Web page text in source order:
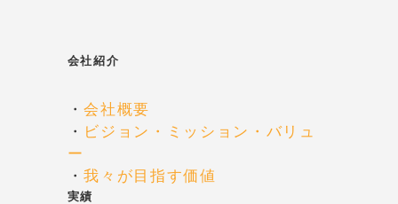
会社紹介
・会社概要
・ ビジョン・ミッション・バリュ
ー
・我々が目指す価値
実績